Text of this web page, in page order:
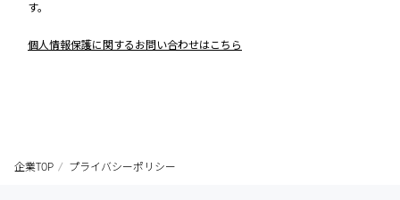
す。
個人情報保護に関するお問い合わせはこちら
企業TOP プライバシーポリシー